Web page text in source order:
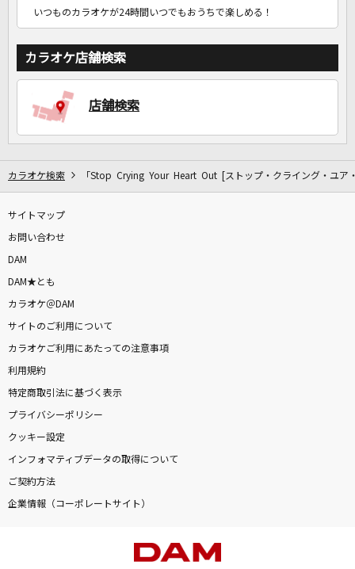
いつものカラオケが24時間いつでもおうちで楽しめる！
カラオケ店舗検索
店舗検索
カラオケ検索 「Stop Crying Your Heart Out [ストップ・クライング・ユア
サイトマップ
お問い合わせ
DAM
DAM★とも
カラオケ＠DAM
サイトのご利用について
カラオケご利用にあたっての注意事項
利用規約
特定商取引法に基づく表示
プライバシーポリシー
クッキー設定
インフォマティブデータの取得について
ご契約方法
企業情報（コーポレートサイト）